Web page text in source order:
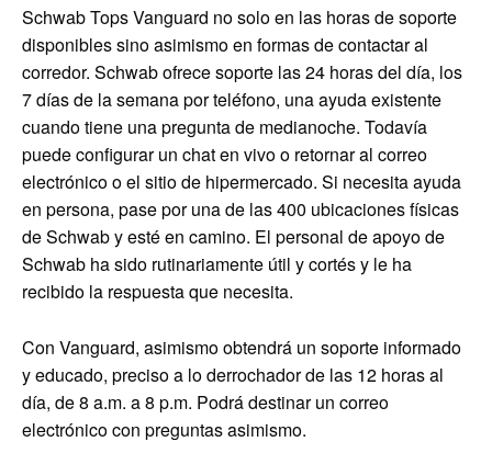
Schwab Tops Vanguard no solo en las horas de soporte
disponibles sino asimismo en formas de contactar al
corredor. Schwab ofrece soporte las 24 horas del día, los
7 días de la semana por teléfono, una ayuda existente
cuando tiene una pregunta de medianoche. Todavía
puede configurar un chat en vivo o retornar al correo
electrónico o el sitio de hipermercado. Si necesita ayuda
en persona, pase por una de las 400 ubicaciones físicas
de Schwab y esté en camino. El personal de apoyo de
Schwab ha sido rutinariamente útil y cortés y le ha
recibido la respuesta que necesita.
Con Vanguard, asimismo obtendrá un soporte informado
y educado, preciso a lo derrochador de las 12 horas al
día, de 8 a.m. a 8 p.m. Podrá destinar un correo
electrónico con preguntas asimismo.